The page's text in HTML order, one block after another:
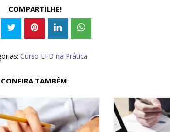
COMPARTILHE!
Curso EFD na Prática
CONFIRA TAMBÉM: